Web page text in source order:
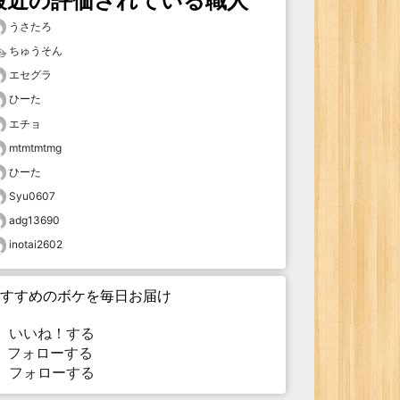
うさたろ
ちゅうそん
エセグラ
ひーた
エチョ
mtmtmtmg
ひーた
Syu0607
adg13690
inotai2602
すめのボケを毎日お届け
いいね！する
ォローする
フォローする